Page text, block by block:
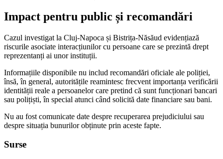
Impact pentru public și recomandări
Cazul investigat la Cluj-Napoca și Bistrița-Năsăud evidențiază
riscurile asociate interacțiunilor cu persoane care se prezintă drept
reprezentanți ai unor instituții.
Informațiile disponibile nu includ recomandări oficiale ale poliției,
însă, în general, autoritățile reamintesc frecvent importanța verificării
identității reale a persoanelor care pretind că sunt funcționari bancari
sau polițiști, în special atunci când solicită date financiare sau bani.
Nu au fost comunicate date despre recuperarea prejudiciului sau
despre situația bunurilor obținute prin aceste fapte.
Surse